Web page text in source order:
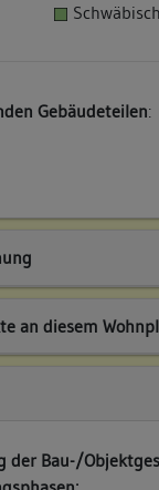
Gebäudeteilen:
an diesem
der Bau-/